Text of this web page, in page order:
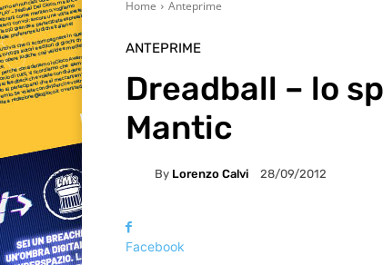
Home Anteprime
ANTEPRIME
Dreadball – lo
Mantic
By Lorenzo Calvi 28/09/2012
Facebook